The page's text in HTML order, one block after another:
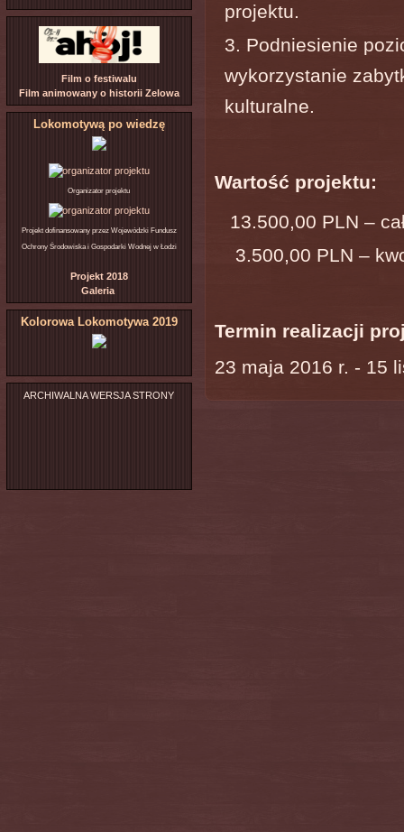
Film o festiwalu
Film animowany o historii Zelowa
Lokomotywą po wiedzę
Organizator projektu
Projekt dofinansowany przez Wojewódzki Fundusz
Ochrony Środowiska i Gospodarki Wodnej w Łodzi
Projekt 2018
Galeria
Kolorowa Lokomotywa 2019
ARCHIWALNA WERSJA STRONY
projektu.
Podniesienie
wykorzystanie
kulturalne.
Wartość projektu:
13.500,00 PLN –
3.500,00 PLN –
Termin realizacji
23 maja 2016 r. - 15